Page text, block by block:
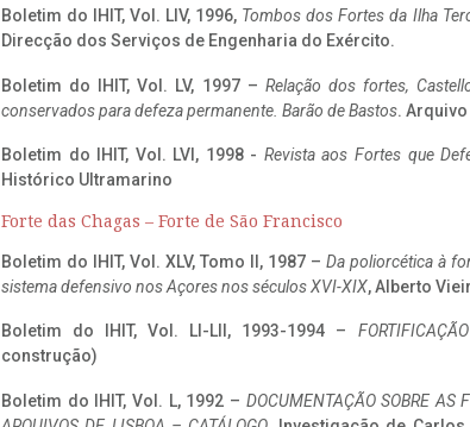
Boletim do IHIT, Vol. LIV, 1996, Tombos dos Fortes da Ilha
Direcção dos Serviços de Engenharia do Exército.
Boletim do IHIT, Vol. LV, 1997 – Relação dos fortes,
conservados para defeza permanente. Barão de Bastos.
Boletim do IHIT, Vol. LVI, 1998 - Revista aos Fortes que
Histórico Ultramarino
Forte das Chagas – Forte de São Francisco
Boletim do IHIT, Vol. XLV, Tomo II, 1987 – Da poliorcética à
sistema defensivo nos Açores nos séculos XVI-XIX, Alberto
Boletim do IHIT, Vol. LI-LII, 1993-1994 –
construção)
Boletim do IHIT, Vol. L, 1992 – DOCUMENTAÇÃO SOBRE AS